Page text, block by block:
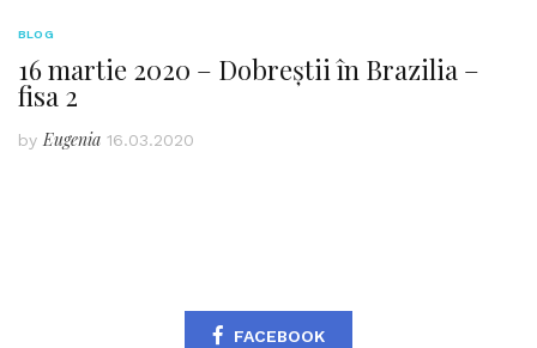
BLOG
16 martie 2020 – Dobreștii în Brazilia –
fisa 2
by Eugenia 16.03.2020
FACEBOOK